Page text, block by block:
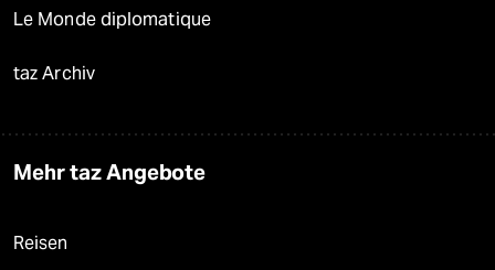
Le Monde diplomatique
taz Archiv
Mehr taz Angebote
Reisen